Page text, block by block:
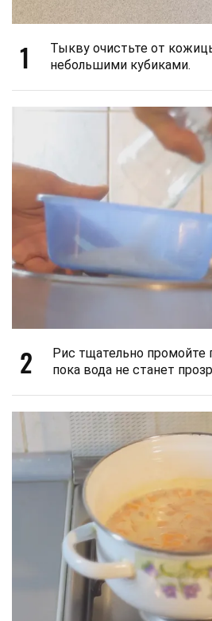
1
Тыкву очистьте от
небольшими кубиками.
2
Рис тщательно промойте
пока вода не станет